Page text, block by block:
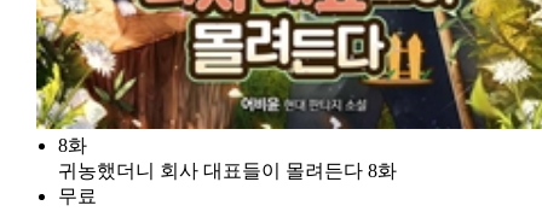
8화
귀농했더니 회사 대표들이 몰려든다 8화
무료